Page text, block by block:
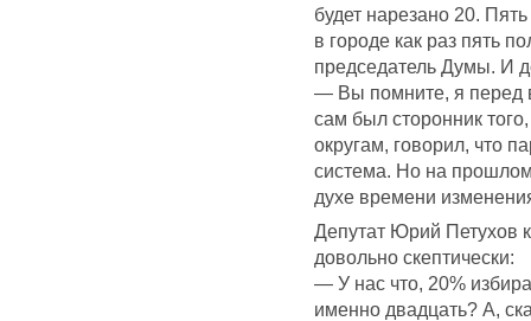
будет нарезано 20.
в городе как раз пять
председатель Думы. И
— Вы помните, я перед
сам был сторонник
округам, говорил, что
система. Но на
духе времени
Депутат Юрий Петухов
довольно скептически:
— У нас что, 20%
именно двадцать? А,